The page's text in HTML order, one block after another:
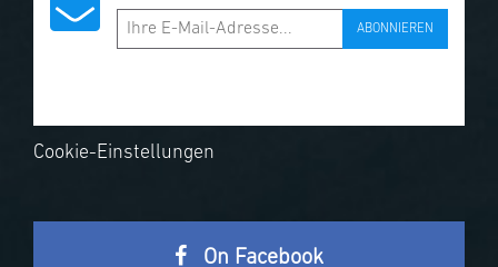
ABONNIEREN
Cookie-Einstellungen
On Facebook